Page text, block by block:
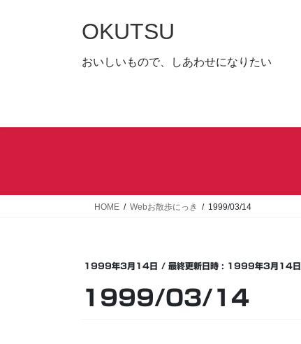
キ
に
OKUTSU
おいしいもので、しあわせになりたい
HOME Webお散歩にっき 1999/03/14
1999年3月14日 / 最終更新日時 : 1999年3月14日
1999/03/14